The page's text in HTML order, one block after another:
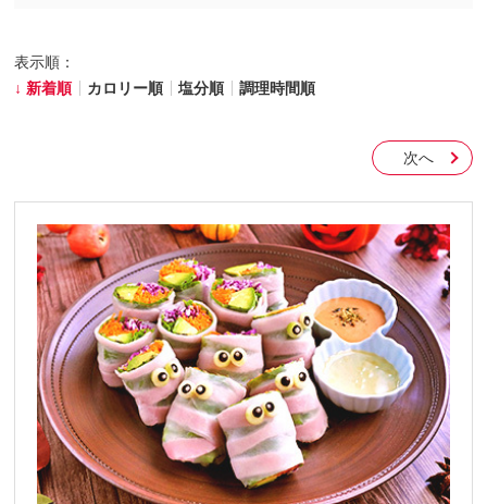
表示順：
新着順
カロリー順 塩分順 調理時間順
次へ